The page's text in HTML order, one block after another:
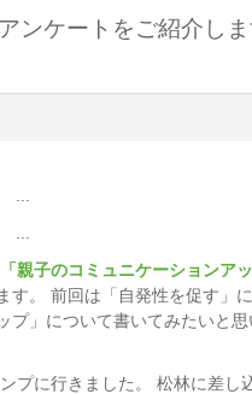
ンケートをご紹介しま
親子のコミュニケーションア
。 前回は「自発性を促す」
プ」について書いてみたいと
プに行きました。 松林に差